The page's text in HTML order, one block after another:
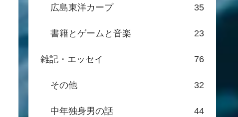
広島東洋カープ 35
書籍とゲームと音楽 23
雑記・エッセイ 76
その他 32
中年独身男の話 44